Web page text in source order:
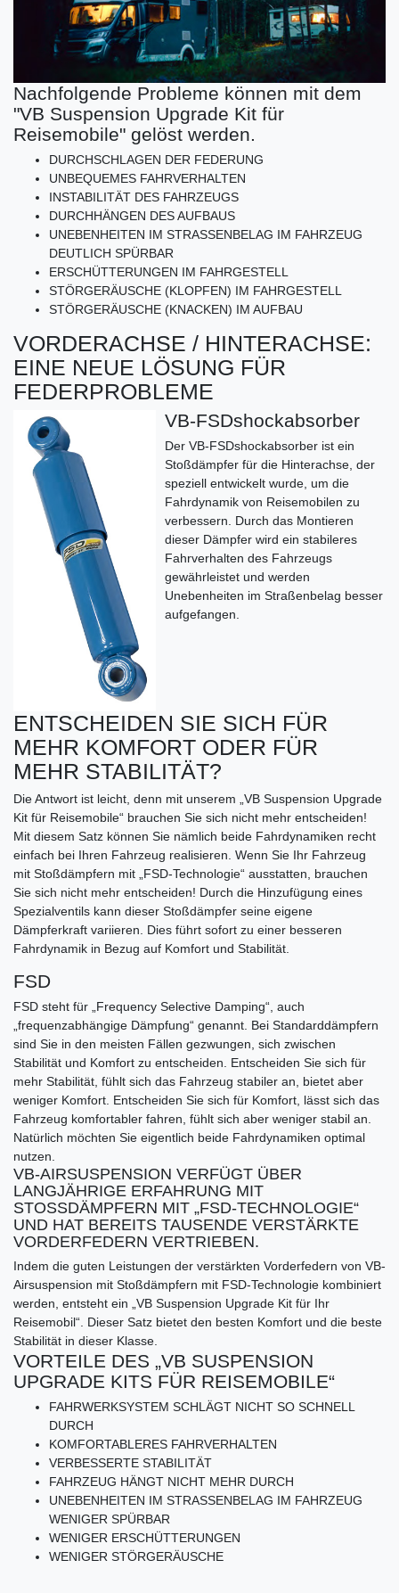
Nachfolgende Probleme können mit dem
"VB Suspension Upgrade Kit für
Reisemobile" gelöst werden.
DURCHSCHLAGEN DER FEDERUNG
UNBEQUEMES FAHRVERHALTEN
INSTABILITÄT DES FAHRZEUGS
DURCHHÄNGEN DES AUFBAUS
UNEBENHEITEN IM STRASSENBELAG IM FAHRZEUG
DEUTLICH SPÜRBAR
ERSCHÜTTERUNGEN IM FAHRGESTELL
STÖRGERÄUSCHE (KLOPFEN) IM FAHRGESTELL
STÖRGERÄUSCHE (KNACKEN) IM AUFBAU
VORDERACHSE / HINTERACHSE:
EINE NEUE LÖSUNG FÜR
FEDERPROBLEME
VB-FSDshockabsorber
Der VB-FSDshockabsorber ist ein
Stoßdämpfer für die Hinterachse, der
speziell entwickelt wurde, um die
Fahrdynamik von Reisemobilen zu
verbessern. Durch das Montieren
dieser Dämpfer wird ein stabileres
Fahrverhalten des Fahrzeugs
gewährleistet und werden
Unebenheiten im Straßenbelag besser
aufgefangen.
ENTSCHEIDEN SIE SICH FÜR
MEHR KOMFORT ODER FÜR
MEHR STABILITÄT?
Die Antwort ist leicht, denn mit unserem „VB Suspension Upgrade
Kit für Reisemobile“ brauchen Sie sich nicht mehr entscheiden!
Mit diesem Satz können Sie nämlich beide Fahrdynamiken recht
einfach bei Ihren Fahrzeug realisieren. Wenn Sie Ihr Fahrzeug
mit Stoßdämpfern mit „FSD-Technologie“ ausstatten, brauchen
Sie sich nicht mehr entscheiden! Durch die Hinzufügung eines
Spezialventils kann dieser Stoßdämpfer seine eigene
Dämpferkraft variieren. Dies führt sofort zu einer besseren
Fahrdynamik in Bezug auf Komfort und Stabilität.
FSD
FSD steht für „Frequency Selective Damping“, auch
„frequenzabhängige Dämpfung“ genannt. Bei Standarddämpfern
sind Sie in den meisten Fällen gezwungen, sich zwischen
Stabilität und Komfort zu entscheiden. Entscheiden Sie sich für
mehr Stabilität, fühlt sich das Fahrzeug stabiler an, bietet aber
weniger Komfort. Entscheiden Sie sich für Komfort, lässt sich das
Fahrzeug komfortabler fahren, fühlt sich aber weniger stabil an.
Natürlich möchten Sie eigentlich beide Fahrdynamiken optimal
nutzen.
VB-AIRSUSPENSION VERFÜGT ÜBER
LANGJÄHRIGE ERFAHRUNG MIT
STOSSDÄMPFERN MIT „FSD-TECHNOLOGIE“
UND HAT BEREITS TAUSENDE VERSTÄRKTE
VORDERFEDERN VERTRIEBEN.
Indem die guten Leistungen der verstärkten Vorderfedern von VB-
Airsuspension mit Stoßdämpfern mit FSD-Technologie kombiniert
werden, entsteht ein „VB Suspension Upgrade Kit für Ihr
Reisemobil“. Dieser Satz bietet den besten Komfort und die beste
Stabilität in dieser Klasse.
VORTEILE DES „VB SUSPENSION
UPGRADE KITS FÜR REISEMOBILE“
FAHRWERKSYSTEM SCHLÄGT NICHT SO SCHNELL
DURCH
KOMFORTABLERES FAHRVERHALTEN
VERBESSERTE STABILITÄT
FAHRZEUG HÄNGT NICHT MEHR DURCH
UNEBENHEITEN IM STRASSENBELAG IM FAHRZEUG
WENIGER SPÜRBAR
WENIGER ERSCHÜTTERUNGEN
WENIGER STÖRGERÄUSCHE